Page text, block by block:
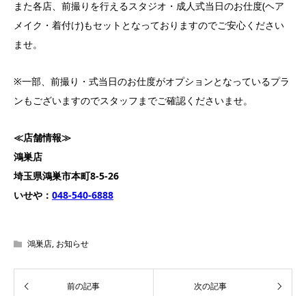
また各店、前撮りを行えるスタジオ・成人式当日のお仕度(ヘア
メイク・着付け)もセットとなっておりますのでご安心ください
ませ。
※一部、前撮り・式当日のお仕度がオプションとなっているプラ
ンもございますのでスタッフまでご確認くださいませ。
≪店舗情報≫
鴻巣店
埼玉県鴻巣市本町8-5-26
いせや： 048-540-6888
鴻巣店, お知らせ